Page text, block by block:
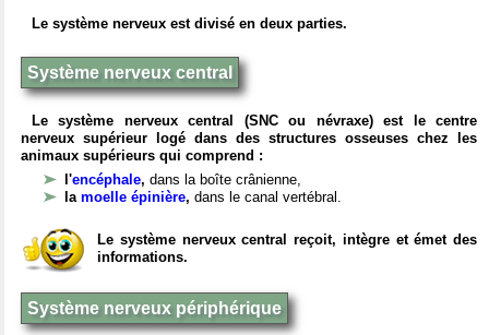
Le système nerveux est divisé en deux parties.
Système nerveux central
Le système nerveux central (SNC ou névraxe) est le centre
nerveux supérieur logé dans des structures osseuses chez les
animaux supérieurs qui comprend :
l'encéphale, dans la boîte crânienne,
la moelle épinière, dans le canal vertébral.
Le système nerveux central reçoit, intègre et émet des
informations.
Système nerveux périphérique